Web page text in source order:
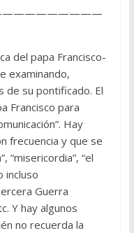
del papa Francisco-
examinando,
de su pontificado. El
Francisco para
Hay
frecuencia y que se
“misericordia”, “el
incluso
Guerra
Y hay algunos
no recuerda la